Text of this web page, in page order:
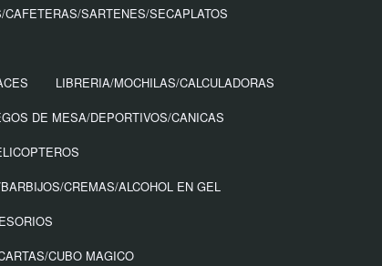
SARTENES/SECAPLATOS
LIBRERIA/MOCHILAS/CALCULADORAS
DE MESA/DEPORTIVOS/CANICAS
CREMAS/ALCOHOL EN GEL
CUBO MAGICO